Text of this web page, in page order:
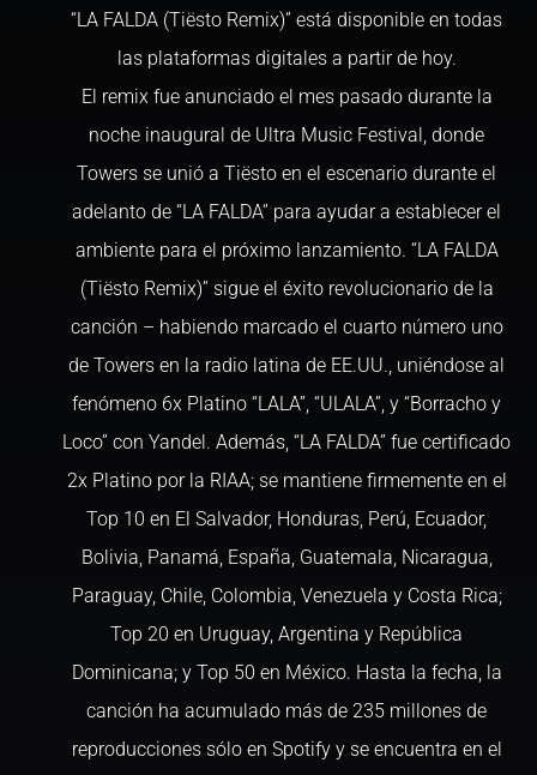
“LA FALDA (Tiësto Remix)” está disponible en todas
las plataformas digitales a partir de hoy.
El remix fue anunciado el mes pasado durante la
noche inaugural de Ultra Music Festival, donde
Towers se unió a Tiësto en el escenario durante el
adelanto de “LA FALDA” para ayudar a establecer el
ambiente para el próximo lanzamiento. “LA FALDA
(Tiësto Remix)” sigue el éxito revolucionario de la
canción – habiendo marcado el cuarto número uno
de Towers en la radio latina de EE.UU., uniéndose al
fenómeno 6x Platino “LALA”, “ULALA”, y “Borracho y
Loco” con Yandel. Además, “LA FALDA” fue certificado
2x Platino por la RIAA; se mantiene firmemente en el
Top 10 en El Salvador, Honduras, Perú, Ecuador,
Bolivia, Panamá, España, Guatemala, Nicaragua,
Paraguay, Chile, Colombia, Venezuela y Costa Rica;
Top 20 en Uruguay, Argentina y República
Dominicana; y Top 50 en México. Hasta la fecha, la
canción ha acumulado más de 235 millones de
reproducciones sólo en Spotify y se encuentra en el